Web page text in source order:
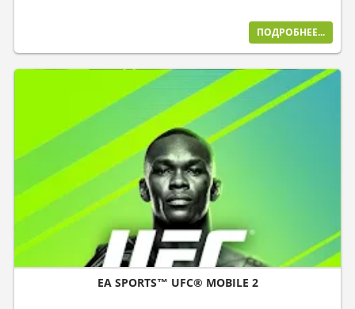
ПОДРОБНЕЕ...
EA SPORTS™ UFC® MOBILE 2